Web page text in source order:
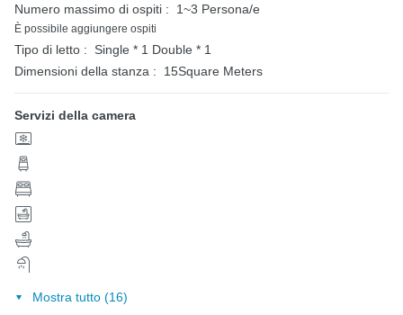
Numero massimo di ospiti : 1~3 Persona/e
È possibile aggiungere ospiti
Tipo di letto : Single * 1 Double * 1
Dimensioni della stanza :
15Square Meters
Servizi della camera
Mostra tutto (16)